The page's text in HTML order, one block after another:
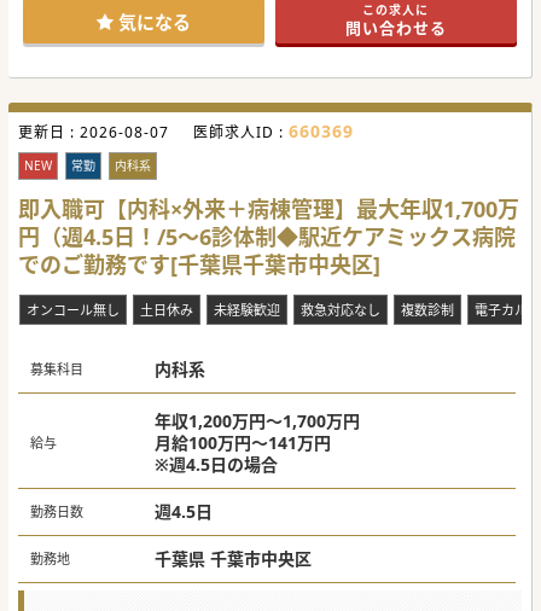
【募集背景】
■地域のかかりつけ医として患者数が増加しているため、院
長先生の負担軽減のために医師を募集しています。
と、診療体制強化を図りたいと考えています。
■予防医療にも注力しているため、子宮頸がん予防ワクチン
接種などを積極的に実施できる医師を求めています。
【具体的な医療機関情報】
■勤務は週3.5日から相談可能であり、先生のご希望に応じ
て勤務曜日を調整できます。
■オンコールや当直、救急対応が一切ないため、ご自身のワ
ークライフバランスを保ちやすい環境です。
■外来診療のみのご担当となり、電子カルテを使用している
ため業務効率化が図られています。
気になる この求人に
問い合わせる
更新日 : 2026-08-07 医師求人ID : 660369
NEW 常勤 内科系
即入職可【内科×外来＋病棟管理】最大年収1,700万
円（週4.5日！/5～6診体制◆駅近ケアミックス病院
でのご勤務です[千葉県千葉市中央区]
オンコール無し 土日休み 未経験歓迎 救急対応なし 複数診制 電子カルテ
募集科目 内科系
給与
年収1,200万円～1,700万円
月給100万円～141万円
※週4.5日の場合
勤務日数 週4.5日
勤務地 千葉県 千葉市中央区